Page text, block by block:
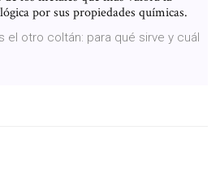
por sus propiedades químicas.
el otro coltán: para qué sirve y cuál